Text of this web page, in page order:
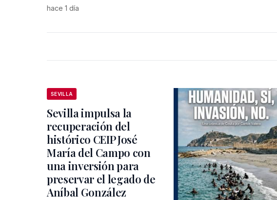
hace 1 día
SEVILLA
Sevilla impulsa la
recuperación del
histórico CEIP José
María del Campo con
una inversión para
preservar el legado de
Aníbal González